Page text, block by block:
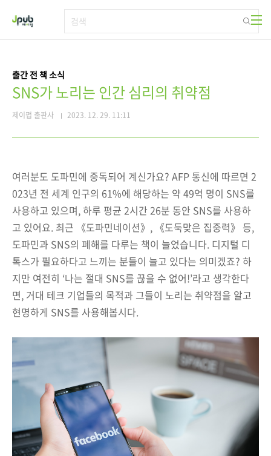
출간 전 책 소식
SNS가 노리는 인간 심리의 취약점
제이펍 출판사 2023. 12. 29. 11:11
여러분도 도파민에 중독되어 계신가요? AFP 통신에 따르면 2
023년 전 세계 인구의 61%에 해당하는 약 49억 명이 SNS를
사용하고 있으며, 하루 평균 2시간 26분 동안 SNS를 사용하
고 있어요. 최근 《도파민네이션》, 《도둑맞은 집중력》 등,
도파민과 SNS의 폐해를 다루는 책이 늘었습니다. 디지털 디
톡스가 필요하다고 느끼는 분들이 늘고 있다는 의미겠죠? 하
지만 여전히 ‘나는 절대 SNS를 끊을 수 없어!’라고 생각한다
면, 거대 테크 기업들의 목적과 그들이 노리는 취약점을 알고
현명하게 SNS를 사용해봅시다.